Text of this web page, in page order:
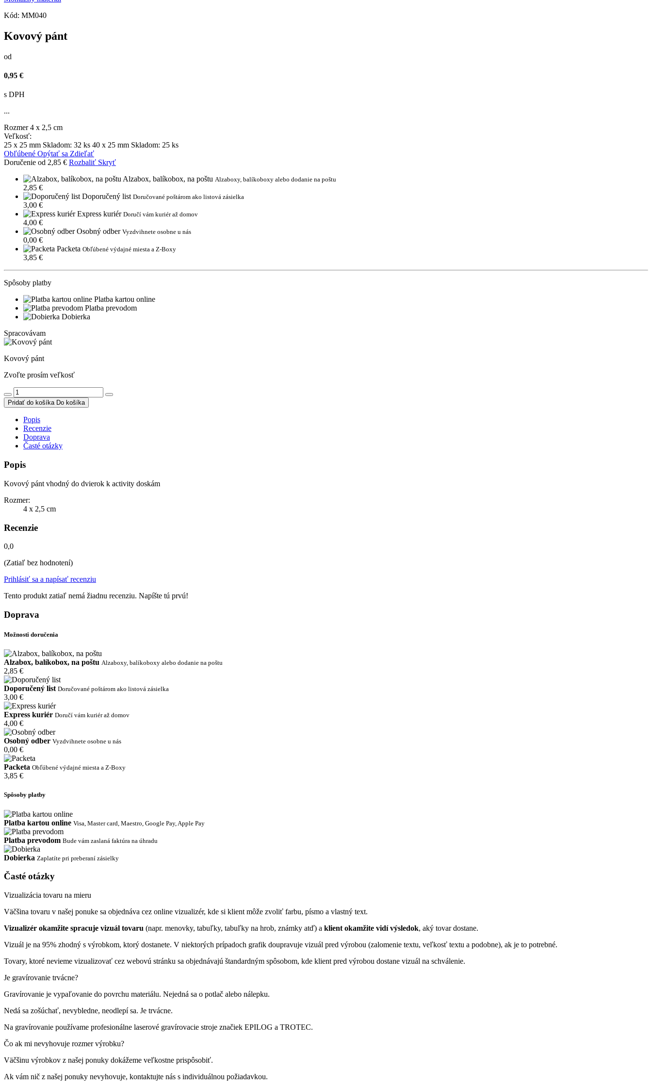
Kód: MM040
Kovový pánt
od
0,95 €
s DPH
...
Rozmer 4 x 2,5 cm
Veľkosť:
25 x 25 mm Skladom: 32 ks 40 x 25 mm Skladom: 25 ks
Obľúbené Opýtať sa Zdieľať
Doručenie od 2,85 € Rozbaliť Skryť
Alzabox, balíkobox, na poštu Alzaboxy, balíkoboxy alebo dodanie na poštu
2,85 €
Doporučený list Doručované poštárom ako listová zásielka
3,00 €
Express kuriér Doručí vám kuriér až domov
4,00 €
Osobný odber Vyzdvihnete osobne u nás
0,00 €
Packeta Obľúbené výdajné miesta a Z-Boxy
3,85 €
Spôsoby platby
Platba kartou online
Platba prevodom
Dobierka
Spracovávam
Kovový pánt
Zvoľte prosím veľkosť
Pridať do košíka Do košíka
Popis
Recenzie
Doprava
Časté otázky
Popis
Kovový pánt vhodný do dvierok k activity doskám
Rozmer:
4 x 2,5 cm
Recenzie
0,0
(Zatiaľ bez hodnotení)
Prihlásiť sa a napísať recenziu
Tento produkt zatiaľ nemá žiadnu recenziu. Napíšte tú prvú!
Doprava
Možnosti doručenia
Alzabox, balíkobox, na poštu Alzaboxy, balíkoboxy alebo dodanie na poštu
2,85 €
Doporučený list Doručované poštárom ako listová zásielka
3,00 €
Express kuriér Doručí vám kuriér až domov
4,00 €
Osobný odber Vyzdvihnete osobne u nás
0,00 €
Packeta Obľúbené výdajné miesta a Z-Boxy
3,85 €
Spôsoby platby
Platba kartou online Visa, Master card, Maestro, Google Pay, Apple Pay
Platba prevodom Bude vám zaslaná faktúra na úhradu
Dobierka Zaplatíte pri preberaní zásielky
Časté otázky
Vizualizácia tovaru na mieru
Väčšina tovaru v našej ponuke sa objednáva cez online vizualizér, kde si klient môže zvoliť farbu, písmo a vlastný text.
Vizualizér okamžite spracuje vizuál tovaru (napr. menovky, tabuľky, tabuľky na hrob, známky atď) a klient okamžite vidí výsledok, aký tovar dostane.
Vizuál je na 95% zhodný s výrobkom, ktorý dostanete. V niektorých prípadoch grafik doupravuje vizuál pred výrobou (zalomenie textu, veľkosť textu a podobne), ak je to potrebné.
Tovary, ktoré nevieme vizualizovať cez webovú stránku sa objednávajú štandardným spôsobom, kde klient pred výrobou dostane vizuál na schválenie.
Je gravírovanie trvácne?
Gravírovanie je vypaľovanie do povrchu materiálu. Nejedná sa o potlač alebo nálepku.
Nedá sa zošúchať, nevybledne, neodlepí sa. Je trvácne.
Na gravírovanie používame profesionálne laserové gravírovacie stroje značiek EPILOG a TROTEC.
Čo ak mi nevyhovuje rozmer výrobku?
Väčšinu výrobkov z našej ponuky dokážeme veľkostne prispôsobiť.
Ak vám nič z našej ponuky nevyhovuje, kontaktujte nás s individuálnou požiadavkou.